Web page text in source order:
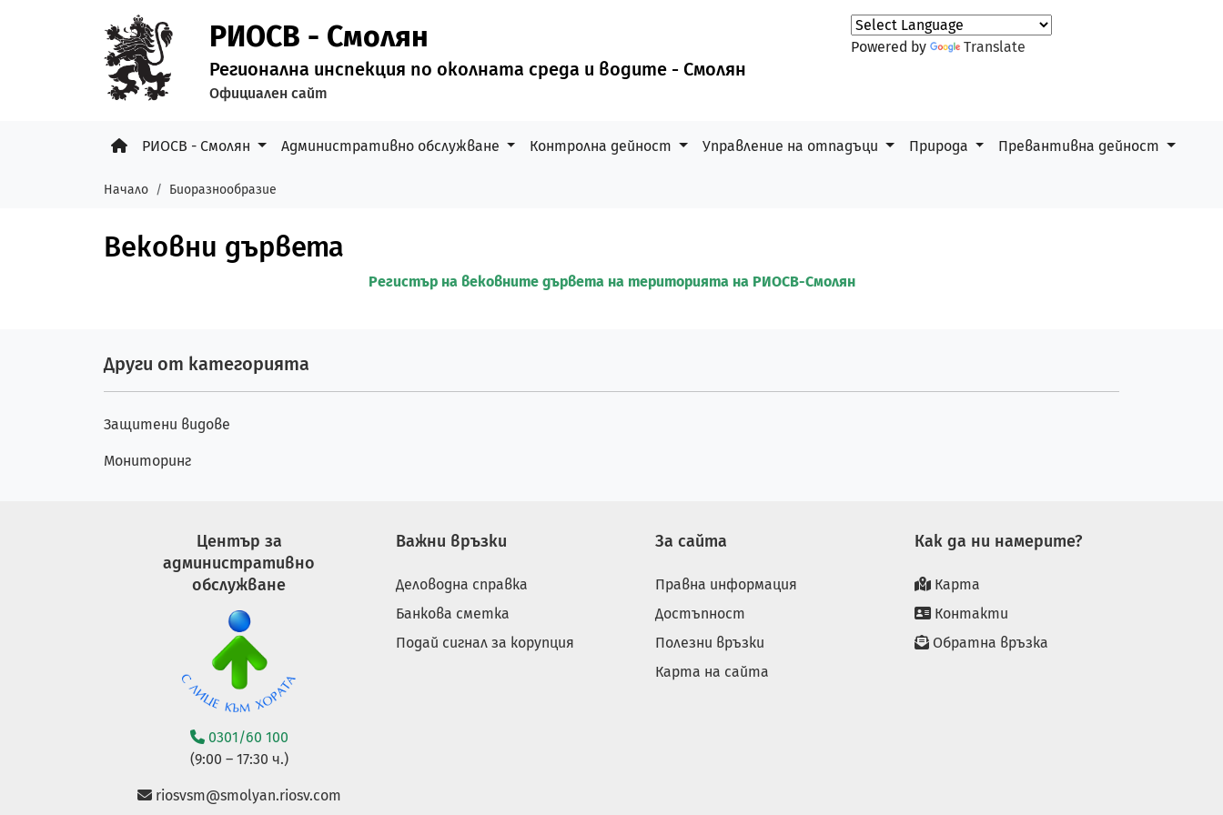
Powered by Translate
РИОСВ - Смолян
Регионална инспекция по околната среда и водите - Смолян
Официален сайт
РИОСВ - Смолян Административно обслужване Контролна дейност Управление на отпадъци Природа Превантивна дейност
Начало Биоразнообразие
Вековни дървета
Регистър на вековните дървета на територията на РИОСВ-Смолян
Други от категорията
Защитени видове
Мониторинг
Център за
административно
обслужване
0301/60 100
(9:00 – 17:30 ч.)
riosvsm@smolyan.riosv.com
Важни връзки
Деловодна справка
Банкова сметка
Подай сигнал за корупция
За сайта
Правна информация
Достъпност
Полезни връзки
Карта на сайта
Как да ни намерите?
Карта
Контакти
Обратна връзка